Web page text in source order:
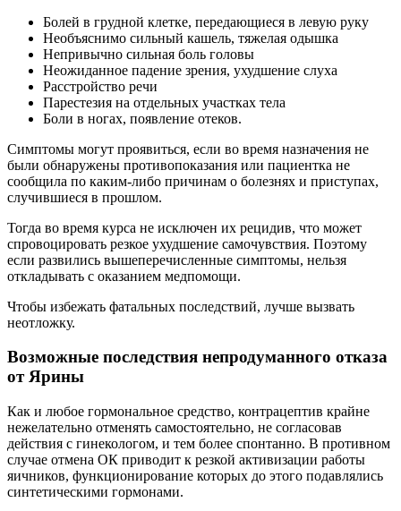
Болей в грудной клетке, передающиеся в левую руку
Необъяснимо сильный кашель, тяжелая одышка
Непривычно сильная боль головы
Неожиданное падение зрения, ухудшение слуха
Расстройство речи
Парестезия на отдельных участках тела
Боли в ногах, появление отеков.
Симптомы могут проявиться, если во время назначения не
были обнаружены противопоказания или пациентка не
сообщила по каким-либо причинам о болезнях и приступах,
случившиеся в прошлом.
Тогда во время курса не исключен их рецидив, что может
спровоцировать резкое ухудшение самочувствия. Поэтому
если развились вышеперечисленные симптомы, нельзя
откладывать с оказанием медпомощи.
Чтобы избежать фатальных последствий, лучше вызвать
неотложку.
Возможные последствия непродуманного отказа
от Ярины
Как и любое гормональное средство, контрацептив крайне
нежелательно отменять самостоятельно, не согласовав
действия с гинекологом, и тем более спонтанно. В противном
случае отмена ОК приводит к резкой активизации работы
яичников, функционирование которых до этого подавлялись
синтетическими гормонами.